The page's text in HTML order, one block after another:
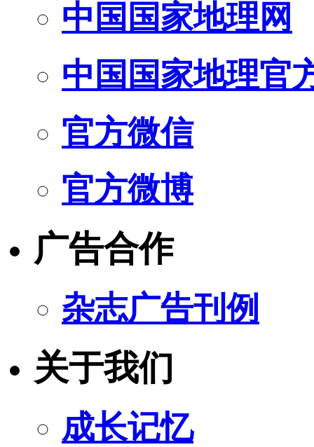
中国国家地理网
中国国家地理官
官方微信
官方微博
广告合作
杂志广告刊例
关于我们
成长记忆